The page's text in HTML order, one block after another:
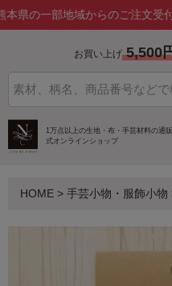
地域からのご注文受付を一時
お買い上げ 5,500
1万点以上の生地・布・手芸材料の通
式オンラインショップ
HOME > 手芸小物・服飾小物